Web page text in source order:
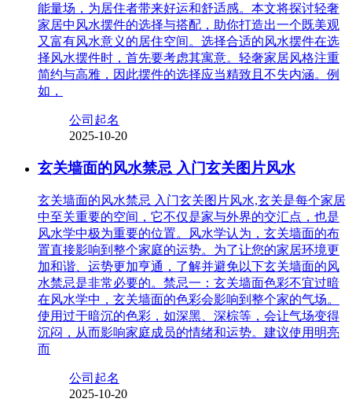
能量场，为居住者带来好运和舒适感。本文将探讨轻奢
家居中风水摆件的选择与搭配，助你打造出一个既美观
又富有风水意义的居住空间。选择合适的风水摆件在选
择风水摆件时，首先要考虑其寓意。轻奢家居风格注重
简约与高雅，因此摆件的选择应当精致且不失内涵。例
如，
公司起名
2025-10-20
玄关墙面的风水禁忌 入门玄关图片风水
玄关墙面的风水禁忌 入门玄关图片风水,玄关是每个家居
中至关重要的空间，它不仅是家与外界的交汇点，也是
风水学中极为重要的位置。风水学认为，玄关墙面的布
置直接影响到整个家庭的运势。为了让您的家居环境更
加和谐、运势更加亨通，了解并避免以下玄关墙面的风
水禁忌是非常必要的。禁忌一：玄关墙面色彩不宜过暗
在风水学中，玄关墙面的色彩会影响到整个家的气场。
使用过于暗沉的色彩，如深黑、深棕等，会让气场变得
沉闷，从而影响家庭成员的情绪和运势。建议使用明亮
而
公司起名
2025-10-20